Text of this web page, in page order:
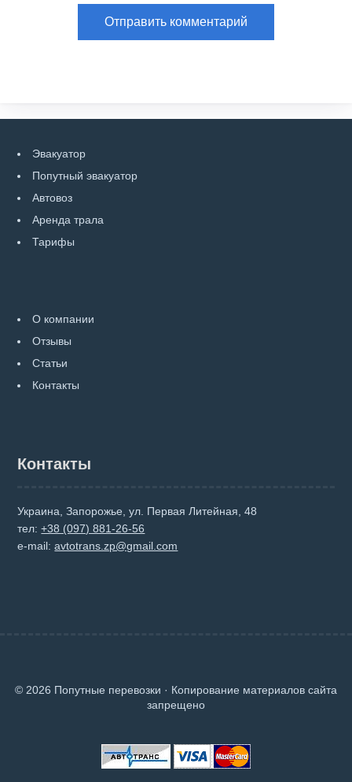
Эвакуатор
Попутный эвакуатор
Автовоз
Аренда трала
Тарифы
О компании
Отзывы
Статьи
Контакты
Контакты
Украина, Запорожье, ул. Первая Литейная, 48
тел:+38 (097) 881-26-56
e-mail:avtotrans.zp@gmail.com
© 2026 Попутные перевозки · Копирование материалов сайта
запрещено